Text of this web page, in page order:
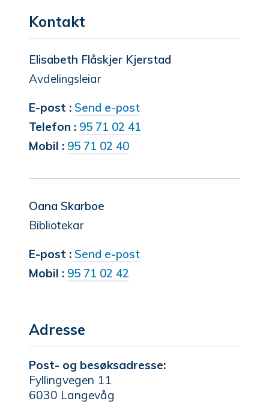
Kontakt
Elisabeth Flåskjer Kjerstad
Avdelingsleiar
E-post
Send e-posttil
Telefon
95 71 02 41
Mobil
95 71 02 40
Oana Skarboe
Bibliotekar
E-post
Send e-posttil
Mobil 95 71 02 42
Adresse
Post- og besøksadresse:
Fyllingvegen 11
6030 Langevåg